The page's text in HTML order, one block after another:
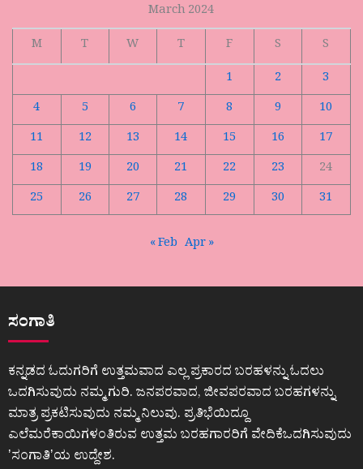
March 2024
M
T W T F S
S
1
2
3
4
5 6 7 8 9
10
11
12 13 14 15 16
17
18
19 20 21 22 23
24
25
26 27 28 29 30 31
« Feb Apr »
ಸಂಗಾತಿ
ಕನ್ನಡದ ಓದುಗರಿಗೆ ಉತ್ತಮವಾದ ಎಲ್ಲ ಪ್ರಕಾರದ ಬರಹಳನ್ನು ಓದಲು
ಒದಗಿಸುವುದು ನಮ್ಮ ಗುರಿ. ಜನಪರವಾದ, ಜೀವಪರವಾದ ಬರಹಗಳನ್ನು
ಮಾತ್ರ ಪ್ರಕಟಿಸುವುದು ನಮ್ಮ ನಿಲುವು. ಪ್ರತಿಭೆಯಿದ್ದೂ
ಎಲೆಮರೆಕಾಯಿಗಳಂತಿರುವ ಉತ್ತಮ ಬರಹಗಾರರಿಗೆ ವೇದಿಕೆಒದಗಿಸುವುದು
ʼಸಂಗಾತಿʼಯ ಉದ್ದೇಶ.